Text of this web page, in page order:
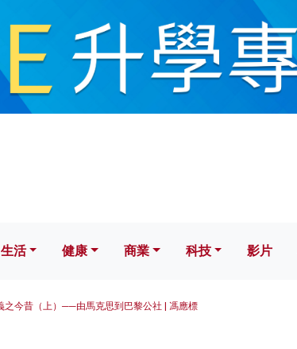
健康 科技 影片
生活 健康 商業 科技 影片
之今昔（上）──由馬克思到巴黎公社 | 馮應標